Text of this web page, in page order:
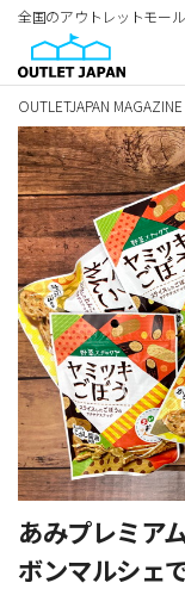
全国のアウトレットモー
OUTLETJAPAN MAGAZINE
あみプレミア
ボンマルシェ